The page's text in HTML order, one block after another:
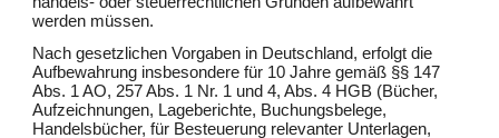
werden müssen.
Nach gesetzlichen Vorgaben in Deutschland, erfolgt die
Aufbewahrung insbesondere für 10 Jahre gemäß §§ 147
Abs. 1 AO, 257 Abs. 1 Nr. 1 und 4, Abs. 4 HGB (Bücher,
Aufzeichnungen, Lageberichte, Buchungsbelege,
Handelsbücher, für Besteuerung relevanter Unterlagen,